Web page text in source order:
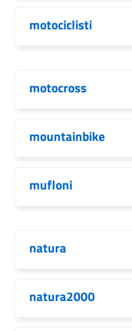
motociclisti
motocross
mountainbike
mufloni
natura
natura2000